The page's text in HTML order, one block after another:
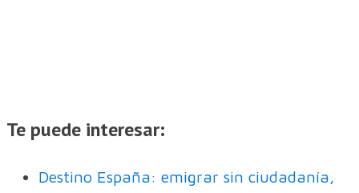
Te puede interesar:
Destino España: emigrar sin ciudadanía,